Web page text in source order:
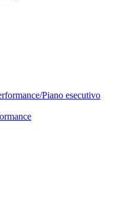
Piano esecutivo